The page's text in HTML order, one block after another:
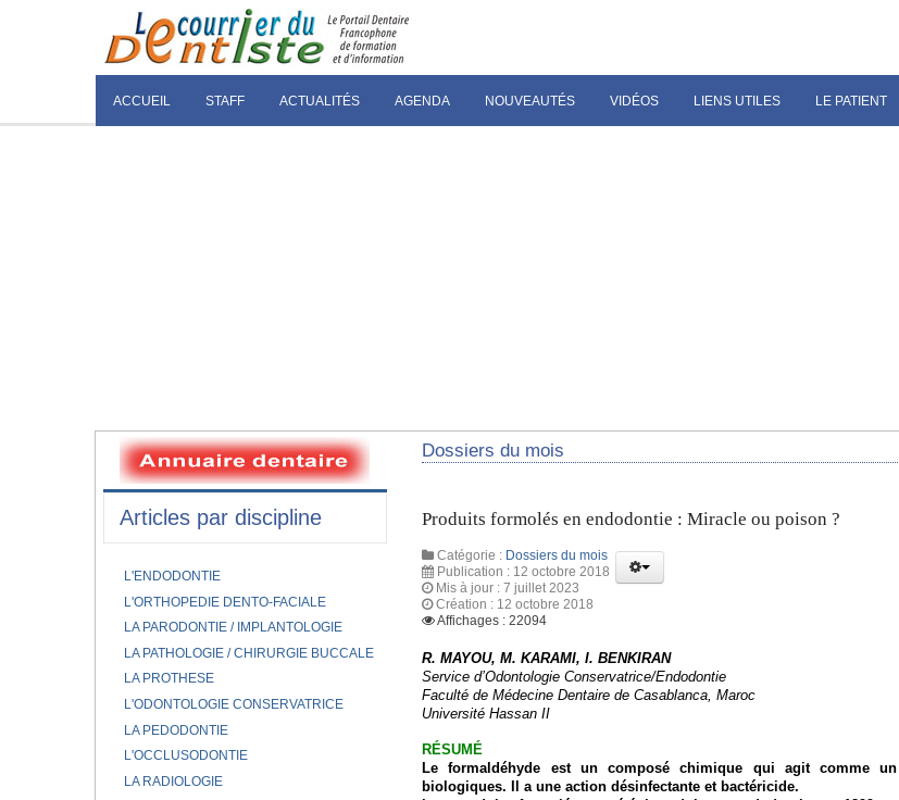
ACCUEIL STAFF ACTUALITÉS AGENDA NOUVEAUTÉS VIDÉOS LIENS UTILES LE PATIENT
Dossiers du mois
Produits formolés en endodontie : Miracle ou poison ?
Catégorie : Dossiers du mois
Publication : 12 octobre 2018
Mis à jour : 7 juillet 2023
Création : 12 octobre 2018
Affichages : 22094
R. MAYOU, M. KARAMI, I. BENKIRAN
Service d’Odontologie Conservatrice/Endodontie
Faculté de Médecine Dentaire de Casablanca, Maroc
Université Hassan II
RÉSUMÉ
Le formaldéhyde est un composé chimique qui agit comme
biologiques. Il a une action désinfectante et bactéricide.
Articles par discipline
L'ENDODONTIE
L'ORTHOPEDIE DENTO-FACIALE
LA PARODONTIE / IMPLANTOLOGIE
LA PATHOLOGIE / CHIRURGIE BUCCALE
LA PROTHESE
L'ODONTOLOGIE CONSERVATRICE
LA PEDODONTIE
L'OCCLUSODONTIE
LA RADIOLOGIE